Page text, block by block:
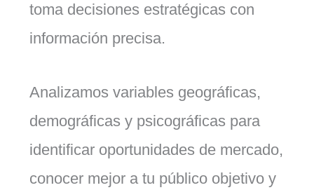
toma decisiones estratégicas con
información precisa.
Analizamos variables geográficas,
demográficas y psicográficas para
identificar oportunidades de mercado,
conocer mejor a tu público objetivo y